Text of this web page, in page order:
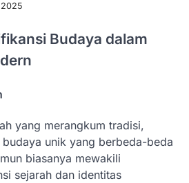
Budaya dalam
yang merangkum tradisi,
unik yang berbeda-beda
biasanya mewakili
sejarah dan identitas